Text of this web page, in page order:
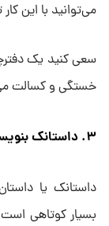
می‌توانید با این
سعی کنید یک
خستگی و کسالت
۳. داستانک بنویسید